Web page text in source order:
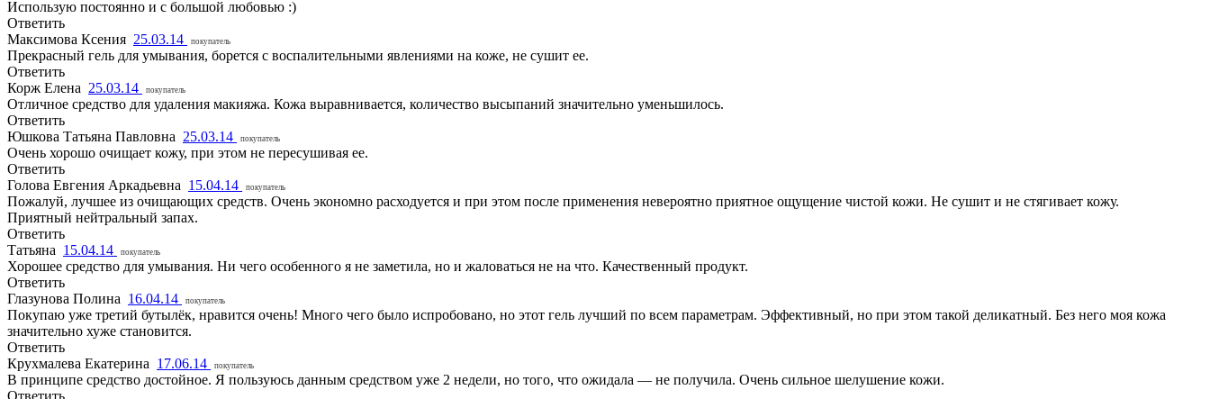
Использую постоянно и с большой любовью :)
Ответить
Максимова Ксения 25.03.14 покупатель
Прекрасный гель для умывания, борется с воспалительными явлениями на коже, не сушит ее.
Ответить
Корж Елена 25.03.14 покупатель
Отличное средство для удаления макияжа. Кожа выравнивается, количество высыпаний значительно уменьшилось.
Ответить
Юшкова Татьяна Павловна 25.03.14 покупатель
Очень хорошо очищает кожу, при этом не пересушивая ее.
Ответить
Голова Евгения Аркадьевна 15.04.14 покупатель
Пожалуй, лучшее из очищающих средств. Очень экономно расходуется и при этом после применения невероятно приятное ощущение чистой кожи. Не сушит и не стягивает кожу.
Приятный нейтральный запах.
Ответить
Татьяна 15.04.14 покупатель
Хорошее средство для умывания. Ни чего особенного я не заметила, но и жаловаться не на что. Качественный продукт.
Ответить
Глазунова Полина 16.04.14 покупатель
Покупаю уже третий бутылёк, нравится очень! Много чего было испробовано, но этот гель лучший по всем параметрам. Эффективный, но при этом такой деликатный. Без него моя кожа
значительно хуже становится.
Ответить
Крухмалева Екатерина 17.06.14 покупатель
В принципе средство достойное. Я пользуюсь данным средством уже 2 недели, но того, что ожидала — не получила. Очень сильное шелушение кожи.
Ответить